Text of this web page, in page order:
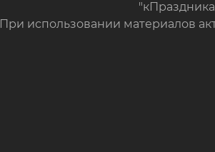
При использовании материалов